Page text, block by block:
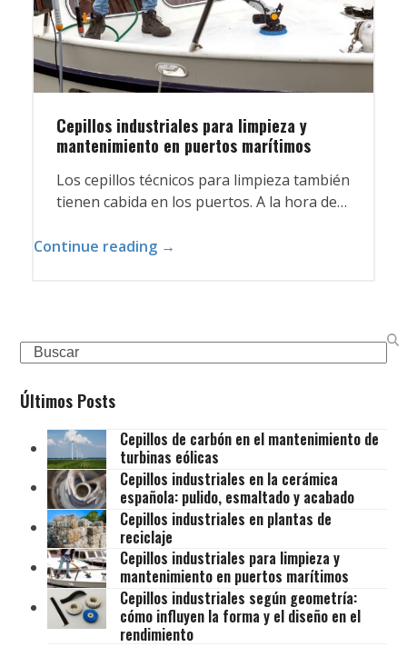
Cepillos industriales para limpieza y
mantenimiento en puertos marítimos
Los cepillos técnicos para limpieza también
tienen cabida en los puertos. A la hora de…
Continue reading →
Search
Últimos Posts
Cepillos de carbón en el mantenimiento de
turbinas eólicas
Cepillos industriales en la cerámica
española: pulido, esmaltado y acabado
Cepillos industriales en plantas de
reciclaje
Cepillos industriales para limpieza y
mantenimiento en puertos marítimos
Cepillos industriales según geometría:
cómo influyen la forma y el diseño en el
rendimiento